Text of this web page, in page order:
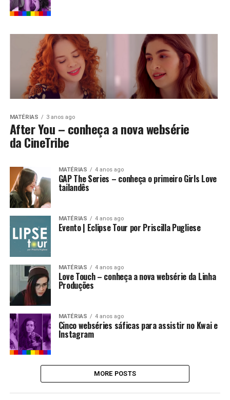
MATÉRIAS 3 anos ago
After You – conheça a nova websérie
da CineTribe
MATÉRIAS 4 anos ago
GAP The Series – conheça o primeiro Girls Love
tailandês
MATÉRIAS 4 anos ago
Evento | Eclipse Tour por Priscilla Pugliese
MATÉRIAS 4 anos ago
Love Touch – conheça a nova websérie da Linha
Produções
MATÉRIAS 4 anos ago
Cinco webséries sáficas para assistir no Kwai e
Instagram
MORE POSTS